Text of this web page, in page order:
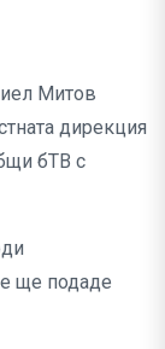
Митов
дирекция
бТВ с
ще подаде